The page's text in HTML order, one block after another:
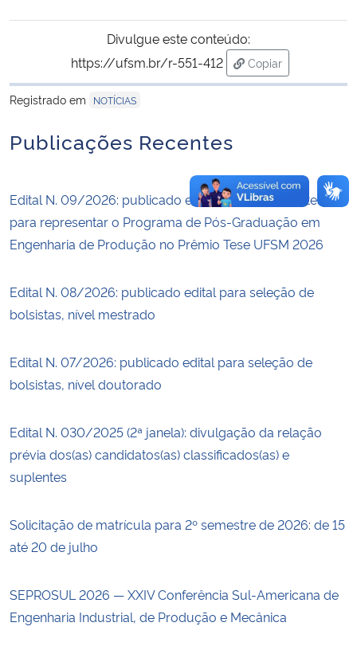
Divulgue este conteúdo:
https://ufsm.br/r-551-412
Copiar
para área de
Registrado em
NOTÍCIAS
Publicações Recentes
Edital N. 09/2026: publicado edital de seleção de tese
para representar o Programa de Pós-Graduação em
Engenharia de Produção no Prêmio Tese UFSM 2026
Edital N. 08/2026: publicado edital para seleção de
bolsistas, nível mestrado
Edital N. 07/2026: publicado edital para seleção de
bolsistas, nível doutorado
Edital N. 030/2025 (2ª janela): divulgação da relação
prévia dos(as) candidatos(as) classificados(as) e
suplentes
Solicitação de matrícula para 2º semestre de 2026: de 15
até 20 de julho
SEPROSUL 2026 — XXIV Conferência Sul-Americana de
Engenharia Industrial, de Produção e Mecânica